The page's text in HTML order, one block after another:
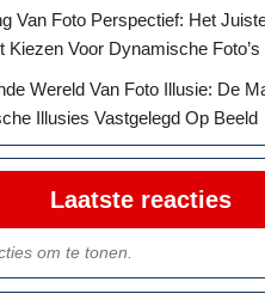
Van Foto Perspectief: Het
Kiezen Voor Dynamische Foto’s
Wereld Van Foto Illusie: De
Illusies Vastgelegd Op Beeld
Laatste reacties
om te tonen.